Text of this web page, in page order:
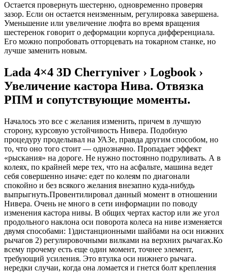
Остается провернуть шестерню, одновременно проверяя
зазор. Если он остается неизменным, регулировка завершена.
Уменьшение или увеличение люфта во время вращения
шестеренок говорит о деформации корпуса дифференциала.
Его можно попробовать отторцевать на токарном станке, но
лучше заменить новым.
Lada 4×4 3D Cherryniver › Logbook ›
Увеличение кастора Нива. Отвязка
РПМ и сопутствующие моменты.
Началось это все с желания изменить, причем в лучшую
сторону, курсовую устойчивость Нивера. Подобную
процедуру проделывал на УАЗе, правда другим способом, но
то, что оно того стоит — однозначно. Пропадает эффект
«рыскания» на дороге. Не нужно постоянно подруливать. А в
колеях, по крайней мере тех, что на асфальте, машина ведет
себя совершенно иначе: едет по колеям по диагонали
спокойно и без всякого желания внезапно куда-нибудь
выпрыгнуть.Провентилировал данный момент в отношении
Нивера. Очень не много в сети информации по поводу
изменения кастора нивы. В общих чертах кастор или же угол
продольного наклона оси поворота колеса на ниве изменяется
двумя способами: 1)дистанционными шайбами на оси нижних
рычагов 2) регулировочными вилками на верхних рычагах.Ко
всему прочему есть еще один момент, точнее элемент,
требующий усиления. Это втулка оси нижнего рычага.
нередки случаи, когда она ломается и гнется болт крепления